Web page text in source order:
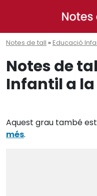
Notes de tall »Educació
Notes de
Infantil a la
Aquest grau també
més.